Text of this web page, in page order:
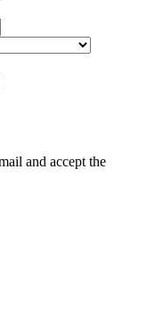
and accept the